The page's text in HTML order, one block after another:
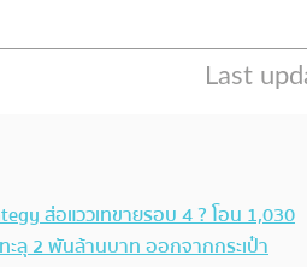
ส่อแววเทขายรอบ 4 ? โอน 1,030
ะลุ 2 พันล้านบาท ออกจากกระเป๋า